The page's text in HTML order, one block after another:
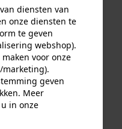
Hansen Tech
Black
€*
NIEUW
diensten van
onze diensten te
te geven
webshop).
voor onze
marketing).
geven
Meer
in onze